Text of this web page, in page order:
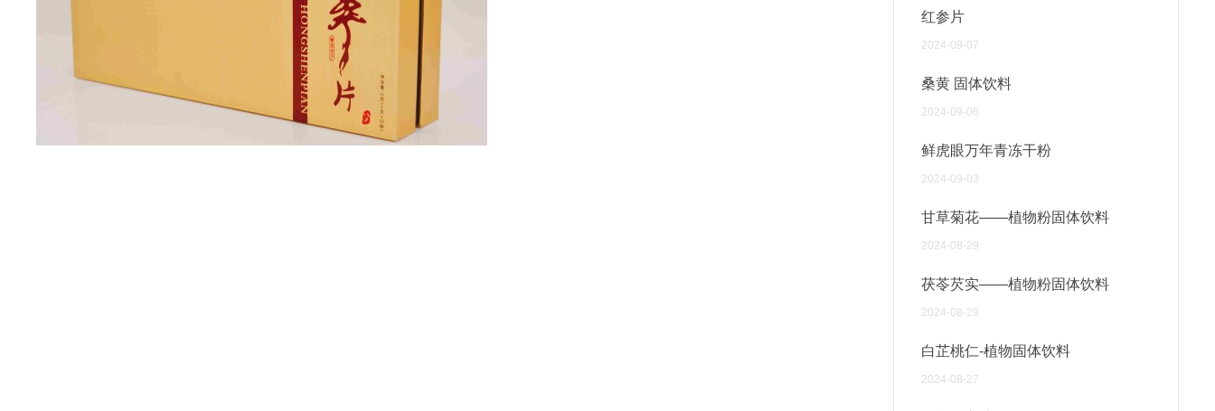
红参片
2024-09-07
桑黄 固体饮料
2024-09-06
鲜虎眼万年青冻干粉
2024-09-03
甘草菊花——植物粉固体饮料
2024-08-29
茯苓芡实——植物粉固体饮料
2024-08-29
白芷桃仁-植物固体饮料
2024-08-27